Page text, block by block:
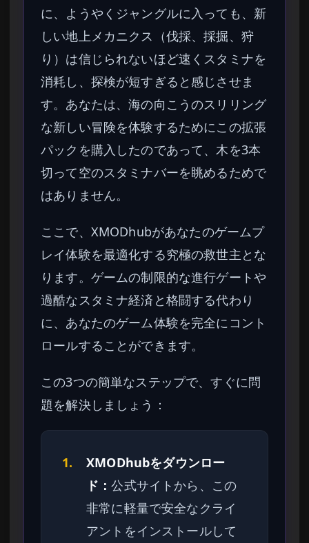
に、ようやくジャングルに入っても、新
しい地上メカニクス（伐採、採掘、狩
り）は信じられないほど速くスタミナを
消耗し、探検が短すぎると感じさせま
す。あなたは、海の向こうのスリリング
な新しい冒険を体験するためにこの拡張
パックを購入したのであって、木を3本
切って空のスタミナバーを眺めるためで
はありません。
ここで、XMODhubがあなたのゲームプ
レイ体験を最適化する究極の救世主とな
ります。ゲームの制限的な進行ゲートや
過酷なスタミナ経済と格闘する代わり
に、あなたのゲーム体験を完全にコント
ロールすることができます。
この3つの簡単なステップで、すぐに問
題を解決しましょう：
1.
XMODhubをダウンロー
ド：公式サイトから、この
非常に軽量で安全なクライ
アントをインストールして